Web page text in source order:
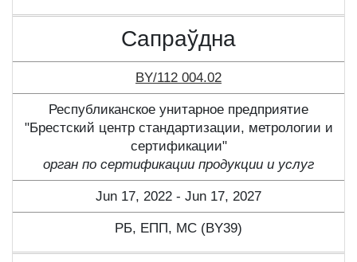
Сапраўдна
BY/112 004.02
Республиканское унитарное предприятие
"Брестский центр стандартизации, метрологии и
сертификации"
орган по сертификации продукции и услуг
Jun 17, 2022 - Jun 17, 2027
РБ, ЕПП, МС (BY39)